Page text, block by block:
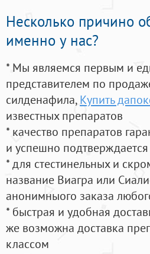
Несколько причино
именно у нас?
* Мы являемся первым и
представителем по
силденафила, Купить
известных препаратов
* качество препаратов
и успешно
* для стестинельных и
название Виагра или
анонимныого заказа
* быстрая и удобная
же возможна доставка
классом